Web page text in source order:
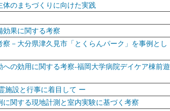
のまちづくりに向けた実践
効果に関する考察
－大分県津久見市「とくらんパーク」を事例とし
の効用に関する考察-福岡大学病院デイケア棟前遊
施設と行事に着目して ー
関する現地計測と室内実験に基づく考察